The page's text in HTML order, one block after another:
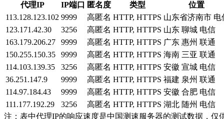
代理IP
IP端口 匿名度 类型
位置
113.128.123.102 9999 高匿名 HTTP, HTTPS 山东省济南市 电
123.171.42.30
3256 高匿名 HTTP, HTTPS 山东 聊城 电信
163.179.206.27
9999 高匿名 HTTP, HTTPS 广东 惠州 联通
150.255.150.35
9999 高匿名 HTTP, HTTPS 海南 三亚 联通
114.103.139.35
3256 高匿名 HTTP, HTTPS 安徽 宣城 电信
36.251.147.9
9999 高匿名 HTTP, HTTPS 福建 泉州 联通
114.97.184.43
9999 高匿名 HTTP, HTTPS 安徽 合肥 电信
111.177.192.29
3256 高匿名 HTTP, HTTPS 湖北 随州 电信
注：表中代理IP的响应速度是中国测速服务器的测试数据，